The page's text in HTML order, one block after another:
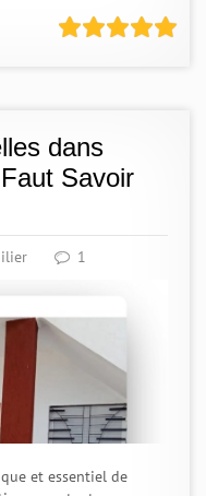
dans
Savoir
1
et essentiel de